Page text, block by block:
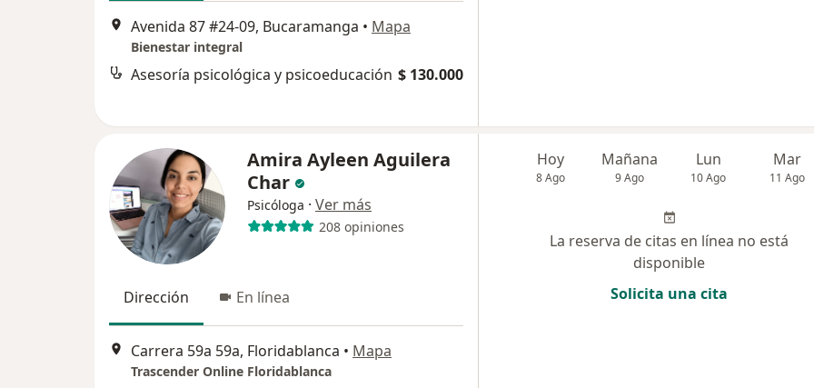
Avenida 87 #24-09, Bucaramanga • Mapa
Bienestar integral
Asesoría psicológica y psicoeducación $ 130.000
Amira Ayleen Aguilera
Char
Psicóloga · Ver más
208 opiniones
Dirección En línea
Carrera 59a 59a, Floridablanca • Mapa
Trascender Online Floridablanca
Hoy
8 Ago
Mañana
9 Ago
Lun
10 Ago
Mar
11 Ago
La reserva de citas en línea no está
disponible
Solicita una cita